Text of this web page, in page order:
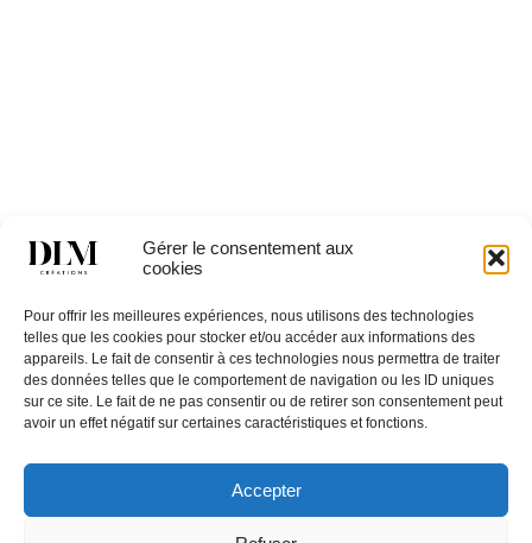
Gérer le consentement aux
cookies
Pour offrir les meilleures expériences, nous utilisons des technologies
telles que les cookies pour stocker et/ou accéder aux informations des
appareils. Le fait de consentir à ces technologies nous permettra de traiter
des données telles que le comportement de navigation ou les ID uniques
sur ce site. Le fait de ne pas consentir ou de retirer son consentement peut
avoir un effet négatif sur certaines caractéristiques et fonctions.
Accepter
Contactez contact,